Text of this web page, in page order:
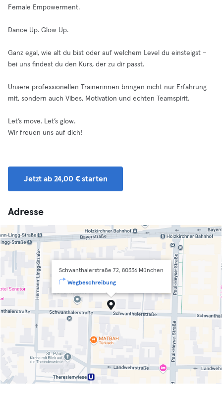
Female Empowerment.
Dance Up. Glow Up.
Ganz egal, wie alt du bist oder auf welchem Level du einsteigst –
bei uns findest du den Kurs, der zu dir passt.
Unsere professionellen Trainerinnen bringen nicht nur Erfahrung
mit, sondern auch Vibes, Motivation und echten Teamspirit.
Let’s move. Let’s glow.
Wir freuen uns auf dich!
Jetzt ab 24,00 € starten
Adresse
Schwanthalerstraße 72, 80336 München
Wegbeschreibung